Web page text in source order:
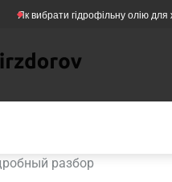
гідрофільну олію для жирної
разбор